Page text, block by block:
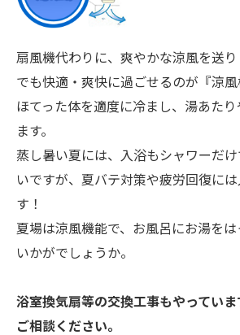
扇風機代わりに、爽やかな涼風を送
でも快適・爽快に過ごせるのが『涼風
ほてった体を適度に冷まし、湯あた
ます。
蒸し暑い夏には、入浴もシャワーだ
いですが、夏バテ対策や疲労回復に
す！
夏場は涼風機能で、お風呂にお湯を
いかがでしょうか。
浴室換気扇等の交換工事もやってい
ご相談ください。